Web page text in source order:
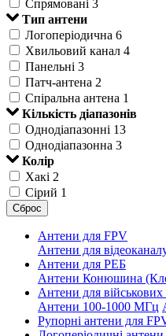
Спрямовані 3
Тип антени
Логоперіодична 6
Хвильовий канал 4
Панельні 3
Патч-антена 2
Спіральна антена 1
Кількість діапазонів
Однодіапазонні 13
Однодіапазонна 3
Колір
Хакі 2
Сірий 1
Сброс
Антени для FPV
Антени для
Антени для РЕБ
Антени Конюшина
Антени для військових
Антени 100-1000 МГц
Рупорні антени для